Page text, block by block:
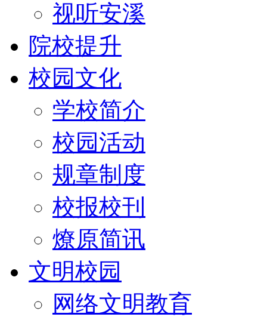
视听安溪
院校提升
校园文化
学校简介
校园活动
规章制度
校报校刊
燎原简讯
文明校园
网络文明教育